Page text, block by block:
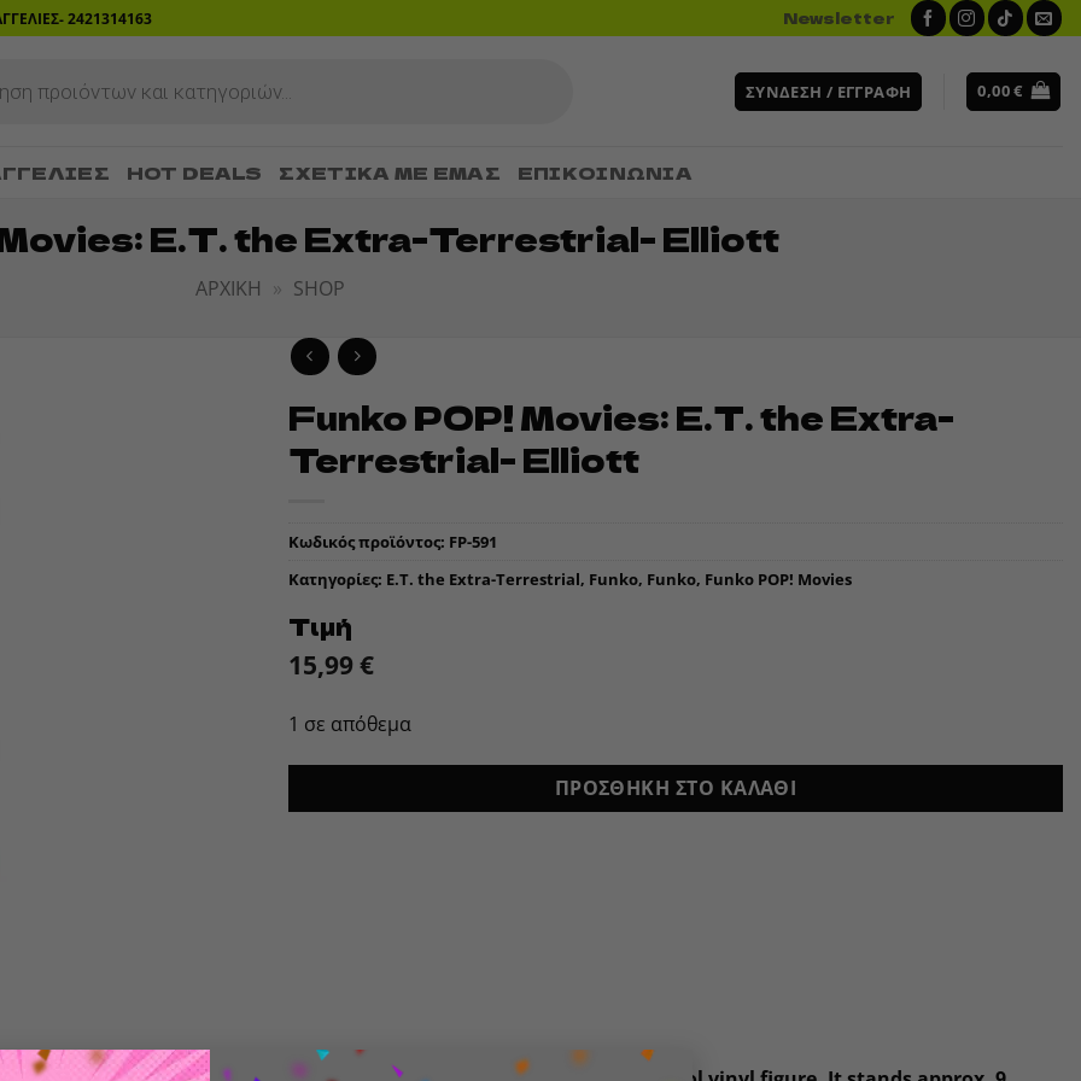
2421314163 Newsletter
ΣΎΝΔΕΣΗ / ΕΓΓΡΑΦΉ 0,00€
HOT DEALS ΣΧΕΤΙΚΆ ΜΕ ΕΜΆΣ ΕΠΙΚΟΙΝΩΝΙΑ
E.T. the Extra-Terrestrial- Elliott
ΑΡΧΙΚΉ » SHOP
Funko POP! Movies: E.T. the Extra-
Terrestrial- Elliott
Κωδικός προϊόντος: FP-591
Κατηγορίες: E.T. the Extra-Terrestrial, Funko, Funko, Funko POP! Movies
Τιμή
15,99€
1 σε απόθεμα
ΠΡΟΣΘΉΚΗ ΣΤΟ ΚΑΛΆΘΙ